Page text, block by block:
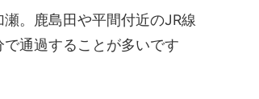
。鹿島田や平間付近のJR線
通過することが多いです